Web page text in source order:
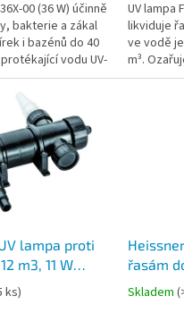
00 (36 W) účinně
bakterie a zákal
i bazénů do 40
vodu UV-
zajišťuje čistší,
a...
UV lampa
likviduje
ve vodě
m³.
C
lampa proti
m3, 11 W
ks)
řasám
Skladem (